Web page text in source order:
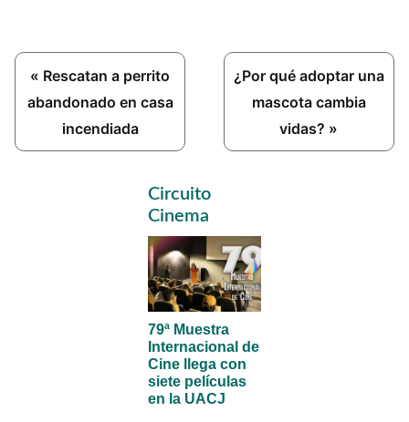
Previous
Post:
« Rescatan a perrito
abandonado en casa
incendiada
Next
Post:
¿Por qué adoptar una
mascota cambia
vidas? »
Primary
Sidebar
Circuito
Cinema
79ª Muestra
Internacional de
Cine llega con
siete películas
en la UACJ